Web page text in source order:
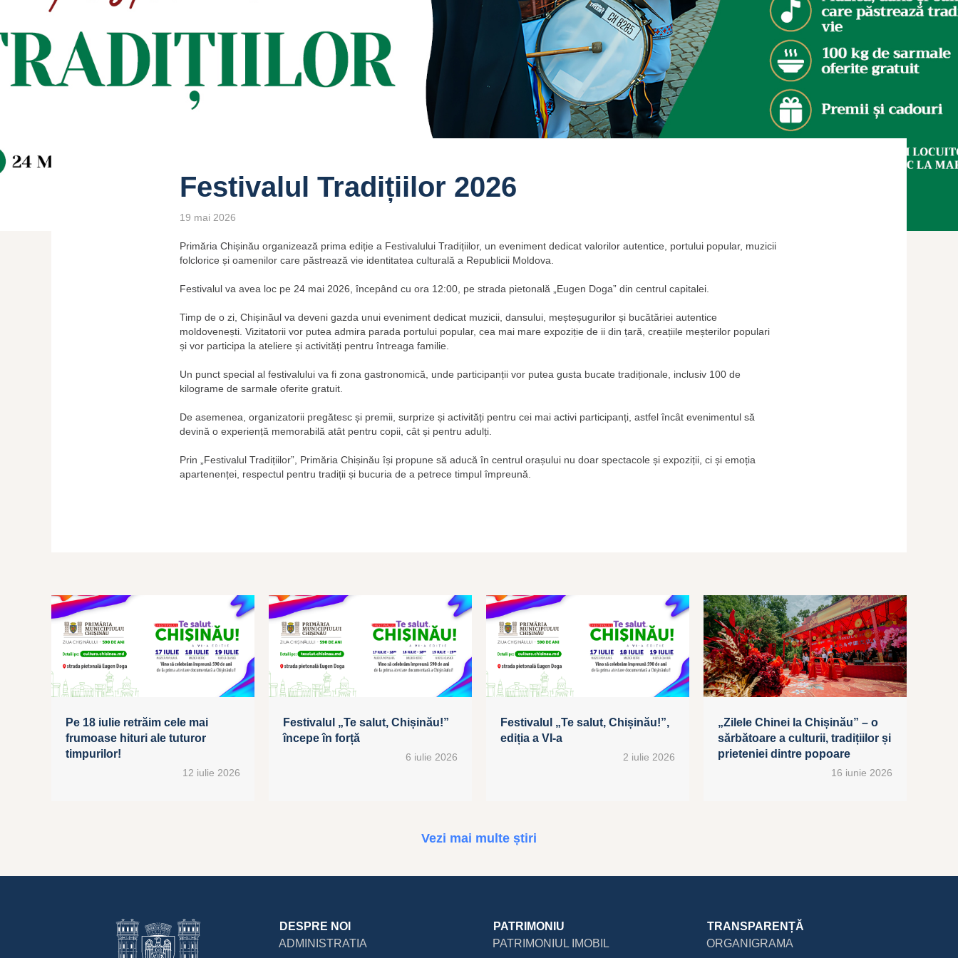
Festivalul Tradițiilor 2026
19 mai 2026
Primăria Chișinău organizează prima ediție a Festivalului Tradițiilor, un eveniment dedicat valorilor autentice, portului popular, muzicii
folclorice și oamenilor care păstrează vie identitatea culturală a Republicii Moldova.
Festivalul va avea loc pe 24 mai 2026, începând cu ora 12:00, pe strada pietonală „Eugen Doga” din centrul capitalei.
Timp de o zi, Chișinăul va deveni gazda unui eveniment dedicat muzicii, dansului, meșteșugurilor și bucătăriei autentice
moldovenești. Vizitatorii vor putea admira parada portului popular, cea mai mare expoziție de ii din țară, creațiile meșterilor populari
și vor participa la ateliere și activități pentru întreaga familie.
Un punct special al festivalului va fi zona gastronomică, unde participanții vor putea gusta bucate tradiționale, inclusiv 100 de
kilograme de sarmale oferite gratuit.
De asemenea, organizatorii pregătesc și premii, surprize și activități pentru cei mai activi participanți, astfel încât evenimentul să
devină o experiență memorabilă atât pentru copii, cât și pentru adulți.
Prin „Festivalul Tradițiilor”, Primăria Chișinău își propune să aducă în centrul orașului nu doar spectacole și expoziții, ci și emoția
apartenenței, respectul pentru tradiții și bucuria de a petrece timpul împreună.
Pe 18 iulie retrăim cele mai
frumoase hituri ale tuturor
timpurilor!
12 iulie 2026
Festivalul „Te salut, Chișinău!”
începe în forță
6 iulie 2026
Festivalul „Te salut, Chișinău!”,
ediția a VI-a
2 iulie 2026
„Zilele Chinei la Chișinău” – o
sărbătoare a culturii, tradițiilor și
prieteniei dintre popoare
16 iunie 2026
Vezi mai multe știri
DESPRE NOI
ADMINISTRATIA
PATRIMONIU
PATRIMONIUL IMOBIL
TRANSPARENȚĂ
ORGANIGRAMA